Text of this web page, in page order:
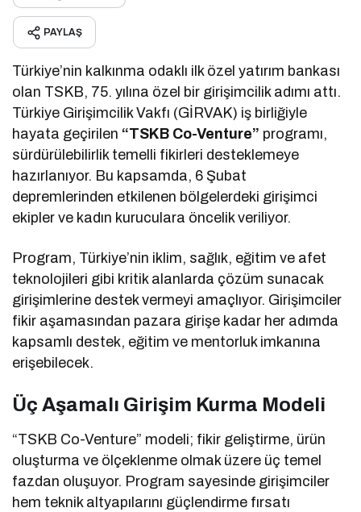
PAYLAŞ
Türkiye’nin kalkınma odaklı ilk özel yatırım bankası
olan TSKB, 75. yılına özel bir girişimcilik adımı attı.
Türkiye Girişimcilik Vakfı (GİRVAK) iş birliğiyle
hayata geçirilen “TSKB Co-Venture” programı,
sürdürülebilirlik temelli fikirleri desteklemeye
hazırlanıyor. Bu kapsamda, 6 Şubat
depremlerinden etkilenen bölgelerdeki girişimci
ekipler ve kadın kuruculara öncelik veriliyor.
Program, Türkiye’nin iklim, sağlık, eğitim ve afet
teknolojileri gibi kritik alanlarda çözüm sunacak
girişimlerine destek vermeyi amaçlıyor. Girişimciler
fikir aşamasından pazara girişe kadar her adımda
kapsamlı destek, eğitim ve mentorluk imkanına
erişebilecek.
Üç Aşamalı Girişim Kurma Modeli
“TSKB Co-Venture” modeli; fikir geliştirme, ürün
oluşturma ve ölçeklenme olmak üzere üç temel
fazdan oluşuyor. Program sayesinde girişimciler
hem teknik altyapılarını güçlendirme fırsatı